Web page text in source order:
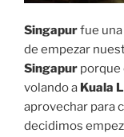
Singapurfue
de empezar
Singapur porque
volando a Kuala
aprovechar para
decidimos